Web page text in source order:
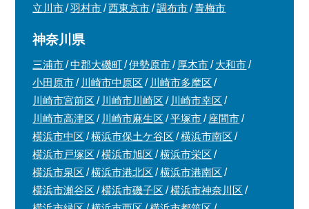
立川市
羽村市 西東京市 調布市 青梅市
神奈川県
三浦市 中郡大磯町 伊勢原市 厚木市
大和市
小田原市
川崎市中原区
川崎市多摩区
川崎市宮前区
川崎市川崎区
川崎市幸区
川崎市高津区
川崎市麻生区 平塚市
座間市
横浜市中区
横浜市保土ケ谷区
横浜市南区
横浜市戸塚区
横浜市旭区
横浜市栄区
横浜市泉区
横浜市港北区
横浜市港南区
横浜市瀬谷区
横浜市磯子区
横浜市神奈川区